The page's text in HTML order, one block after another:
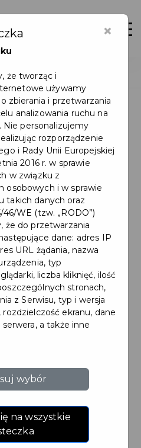
Gdański
×
że tworząc i
używamy
zbierania i przetwarzania
analizowania ruchu na
personalizujemy
rozporządzenie
i Rady Unii Europejskiej
2016 r. w sprawie
w związku z
osobowych i w sprawie
takich danych oraz
WE (tzw. „RODO”)
że do przetwarzania
dane: adres IP
URL żądania, nazwa
typ
liczba kliknięć, ilość
stronach,
z Serwisu, typ i wersja
ekranu, dane
a także inne
wybór
na wszystkie